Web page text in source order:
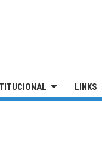
LINKS